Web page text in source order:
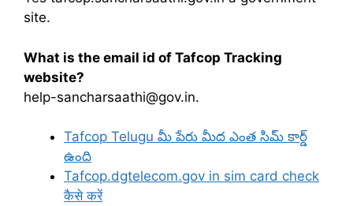
site.
What is the email id of Tafcop Tracking
website?
help-sancharsaathi@gov.in.
Tafcop Telugu మీ పేరు మీద ఎంత సిమ్ కార్డ్
ఉంది
Tafcop.dgtelecom.gov in sim card check
कैसे करें